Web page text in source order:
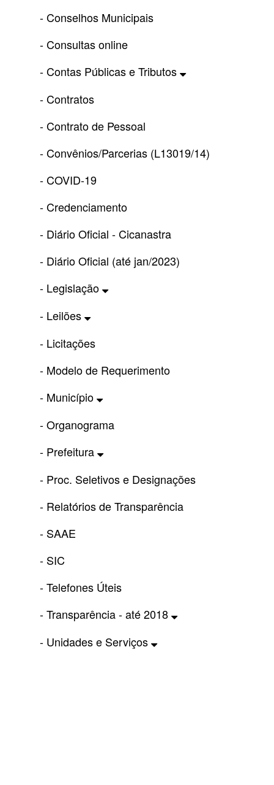
- Conselhos Municipais
- Consultas online
- Contas Públicas e Tributos
- Contratos
- Contrato de Pessoal
- Convênios/Parcerias (L13019/14)
- COVID-19
- Credenciamento
- Diário Oficial - Cicanastra
- Diário Oficial (até jan/2023)
- Legislação
- Leilões
- Licitações
- Modelo de Requerimento
- Município
- Organograma
- Prefeitura
- Proc. Seletivos e Designações
- Relatórios de Transparência
- SAAE
- SIC
- Telefones Úteis
- Transparência - até 2018
- Unidades e Serviços